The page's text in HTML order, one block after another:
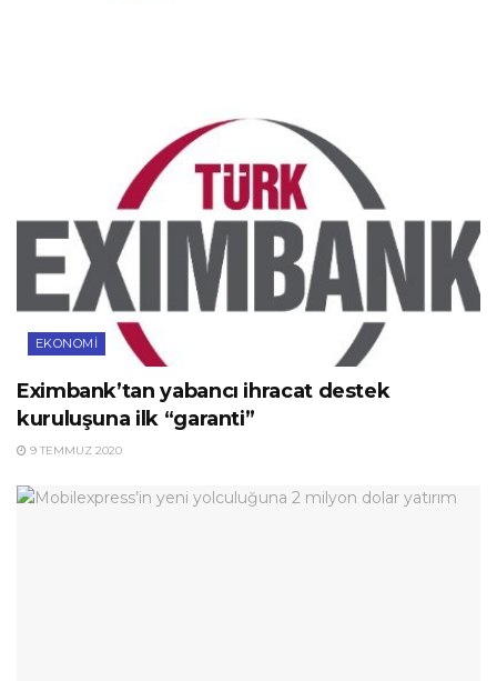
EKONOMI
Eximbank’tan yabancı ihracat destek
kuruluşuna ilk “garanti”
9 TEMMUZ 2020